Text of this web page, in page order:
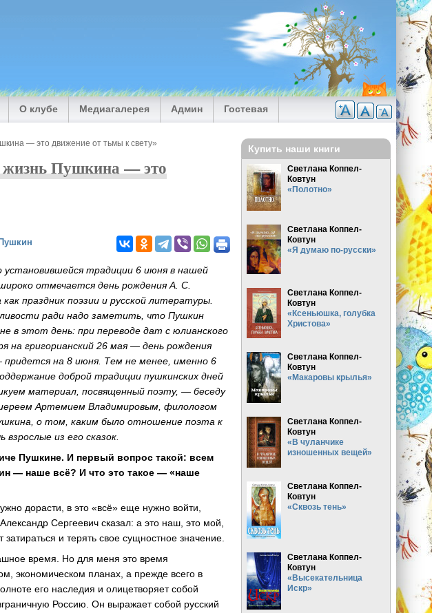
О клубе Медиагалерея Админ Гостевая
— это движение от тьмы к свету»
жизнь Пушкина — это
установившейся традиции 6 июня в нашей
отмечается день рождения А. С.
праздник поэзии и русской литературы.
ради надо заметить, что Пушкин
в этот день: при переводе дат с юлианского
на григорианский 26 мая — день рождения
на 8 июня. Тем не менее, именно 6
доброй традиции пушкинских дней
материал, посвященный поэту, — беседу
Артемием Владимировым, филологом
о том, каким было отношение поэта к
из его сказок.
Пушкине. И первый вопрос такой: всем
— наше всё? И что это такое — «наше
дорасти, в это «всё» еще нужно войти,
Сергеевич сказал: а это наш, это мой,
и терять свое сущностное значение.
время. Но для меня это время
экономическом планах, а прежде всего в
его наследия и олицетворяет собой
Россию. Он выражает собой русский
Купить наши книги
Светлана Коппел-
Ковтун
«Полотно»
Светлана Коппел-
Ковтун
«Я думаю по-русски»
Светлана Коппел-
Ковтун
«Ксеньюшка, голубка
Христова»
Светлана Коппел-
Ковтун
«Макаровы крылья»
Светлана Коппел-
Ковтун
«В чуланчике
изношенных вещей»
Светлана Коппел-
Ковтун
«Сквозь тень»
Светлана Коппел-
Ковтун
«Высекательница
Искр»